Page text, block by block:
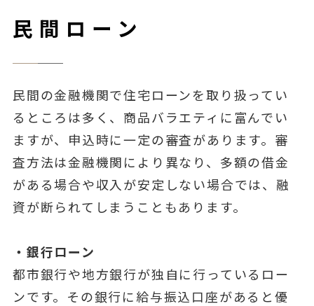
民間ローン
民間の金融機関で住宅ローンを取り扱ってい
るところは多く、商品バラエティに富んでい
ますが、申込時に一定の審査があります。審
査方法は金融機関により異なり、多額の借金
がある場合や収入が安定しない場合では、融
資が断られてしまうこともあります。
・銀行ローン
都市銀行や地方銀行が独自に行っているロー
ンです。その銀行に給与振込口座があると優